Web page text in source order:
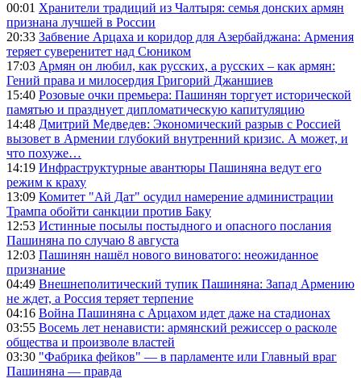
00:01 Хранители традиций из Чалтыря: семья донских армян
признана лучшей в России
20:33 Забвение Арцаха и коридор для Азербайджана: Армения
теряет суверенитет над Сюником
17:03 Армян он любил, как русских, а русских – как армян:
Гений права и милосердия Григорий Джаншиев
15:40 Розовые очки премьера: Пашинян торгует исторической
памятью и празднует дипломатическую капитуляцию
14:48 Дмитрий Медведев: Экономический разрыв с Россией
вызовет в Армении глубокий внутренний кризис. А может, и
что похуже…
14:19 Инфраструктурные авантюры Пашиняна ведут его
режим к краху
13:09 Комитет "Ай Дат" осудил намерение администрации
Трампа обойти санкции против Баку
12:53 Истинные посылы постыдного и опасного послания
Пашиняна по случаю 8 августа
12:03 Пашинян нашёл нового виноватого: неожиданное
признание
04:49 Внешнеполитический тупик Пашиняна: Запад Армению
не ждет, а Россия теряет терпение
04:16 Война Пашиняна с Арцахом идет даже на стадионах
03:55 Восемь лет ненависти: армянский режиссер о расколе
общества и произволе властей
03:30 "Фабрика фейков" — в парламенте или Главный враг
Пашиняна — правда